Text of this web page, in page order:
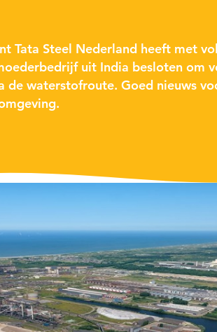
Tata Steel Nederland heeft met
uit India besloten om
de waterstofroute. Goed nieuws